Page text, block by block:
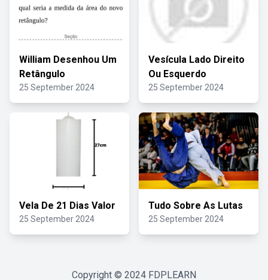
William Desenhou Um
Retângulo
25 September 2024
Vesícula Lado Direito
Ou Esquerdo
25 September 2024
Vela De 21 Dias Valor
25 September 2024
Tudo Sobre As Lutas
25 September 2024
Copyright © 2024 FDPLEARN